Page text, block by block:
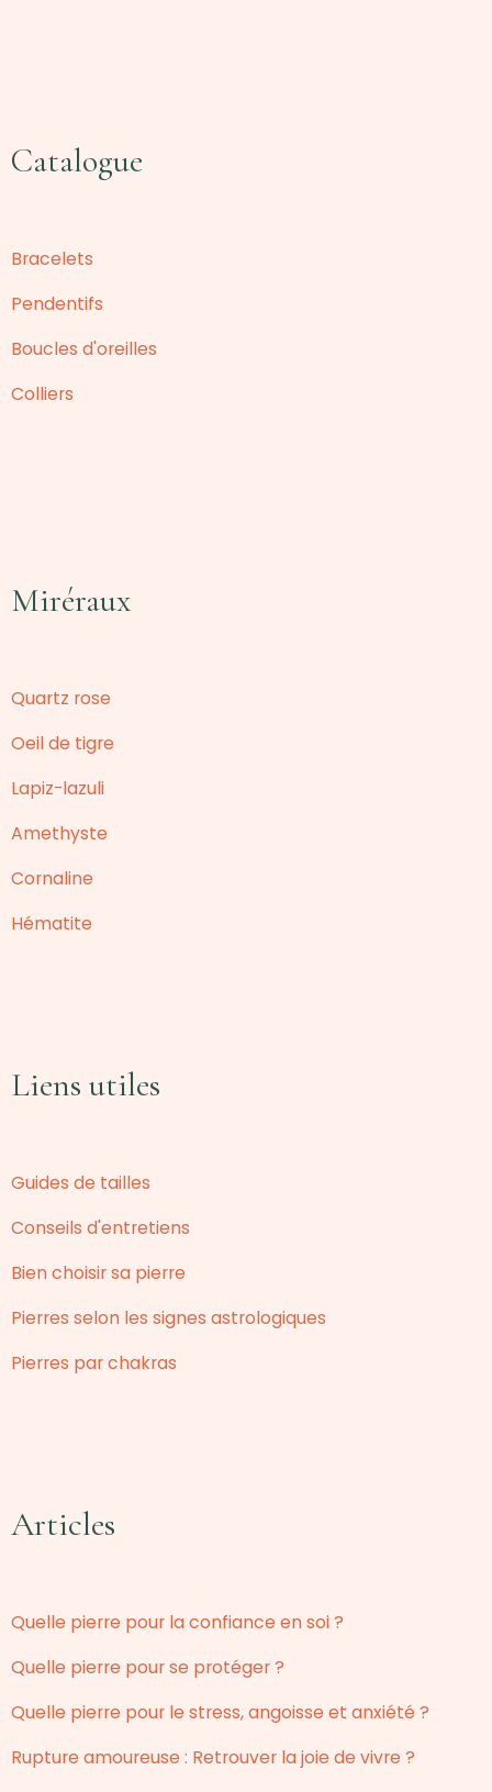
Catalogue
Bracelets
Pendentifs
Boucles d'oreilles
Colliers
Miréraux
Quartz rose
Oeil de tigre
Lapiz-lazuli
Amethyste
Cornaline
Hématite
Liens utiles
Guides de tailles
Conseils d'entretiens
Bien choisir sa pierre
Pierres selon les signes astrologiques
Pierres par chakras
Articles
Quelle pierre pour la confiance en soi ?
Quelle pierre pour se protéger ?
Quelle pierre pour le stress, angoisse et anxiété ?
Rupture amoureuse : Retrouver la joie de vivre ?